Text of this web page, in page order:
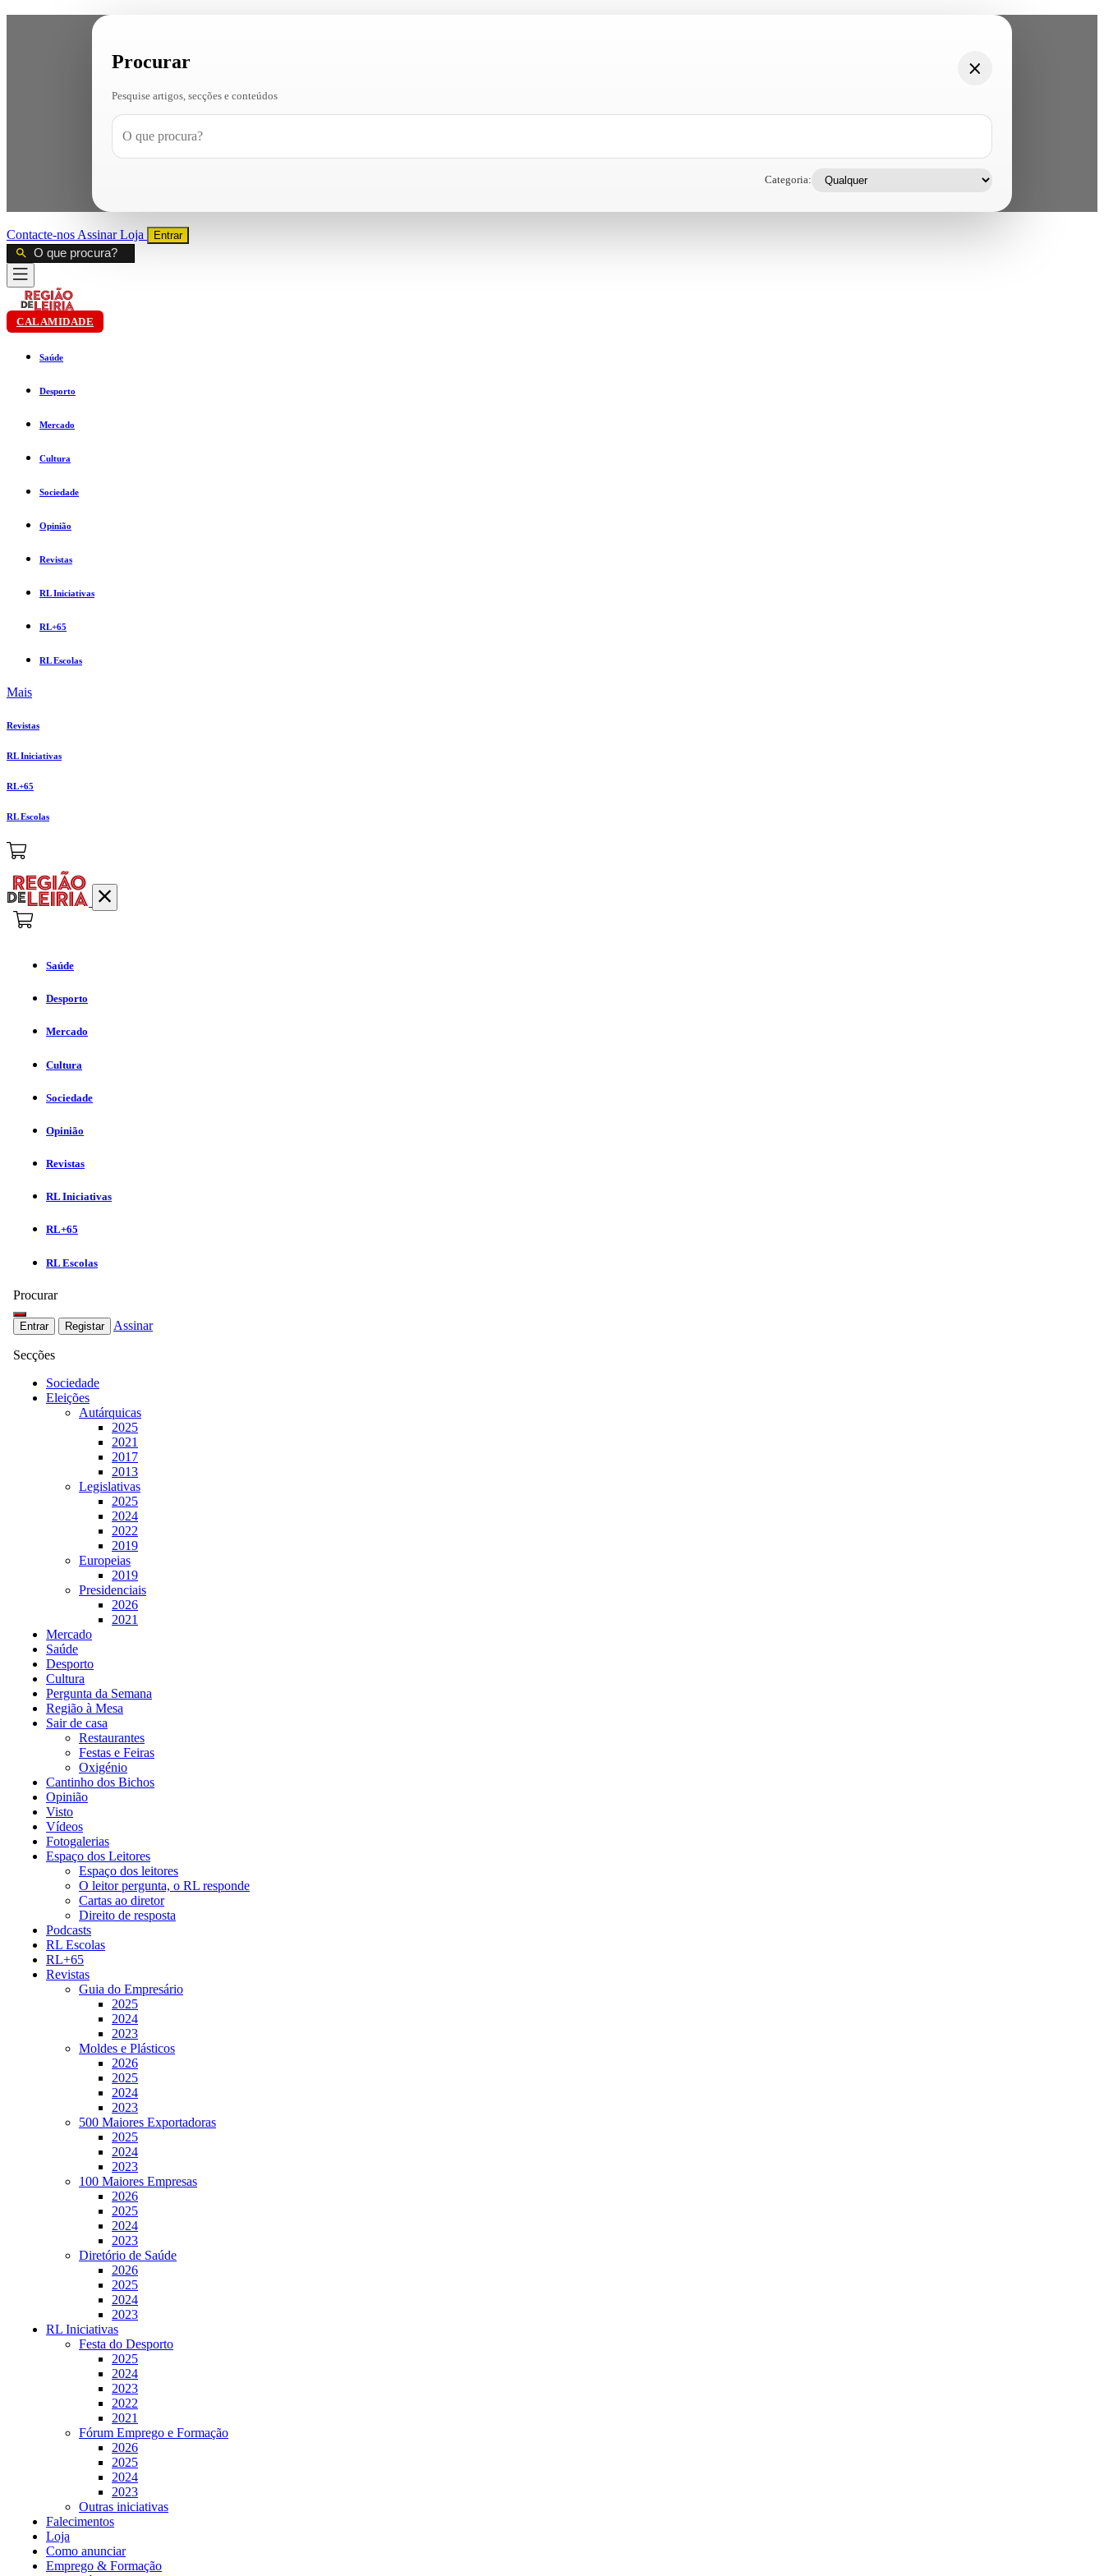
Procurar
Pesquise artigos, secções e conteúdos
Categoria:
Contacte-nos AssinarLoja Entrar
CALAMIDADE
Saúde
Desporto
Mercado
Cultura
Sociedade
Opinião
Revistas
RL Iniciativas
RL+65
RL Escolas
Mais
Revistas
RL Iniciativas
RL+65
RL Escolas
Saúde
Desporto
Mercado
Cultura
Sociedade
Opinião
Revistas
RL Iniciativas
RL+65
RL Escolas
Procurar
Entrar Registar Assinar
Secções
Sociedade
Eleições
Autárquicas
2025
2021
2017
2013
Legislativas
2025
2024
2022
2019
Europeias
2019
Presidenciais
2026
2021
Mercado
Saúde
Desporto
Cultura
Pergunta da Semana
Região à Mesa
Sair de casa
Restaurantes
Festas e Feiras
Oxigénio
Cantinho dos Bichos
Opinião
Visto
Vídeos
Fotogalerias
Espaço dos Leitores
Espaço dos leitores
O leitor pergunta, o RL responde
Cartas ao diretor
Direito de resposta
Podcasts
RL Escolas
RL+65
Revistas
Guia do Empresário
2025
2024
2023
Moldes e Plásticos
2026
2025
2024
2023
500 Maiores Exportadoras
2025
2024
2023
100 Maiores Empresas
2026
2025
2024
2023
Diretório de Saúde
2026
2025
2024
2023
RL Iniciativas
Festa do Desporto
2025
2024
2023
2022
2021
Fórum Emprego e Formação
2026
2025
2024
2023
Outras iniciativas
Falecimentos
Loja
Como anunciar
Emprego & Formação